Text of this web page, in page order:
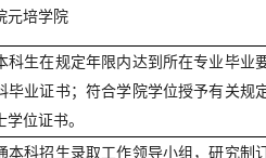
元培学院
科生在规定年限内达到所在专业毕业
毕业证书；符合学院学位授予有关规
位证书。
本科招生录取工作领导小组，研究制